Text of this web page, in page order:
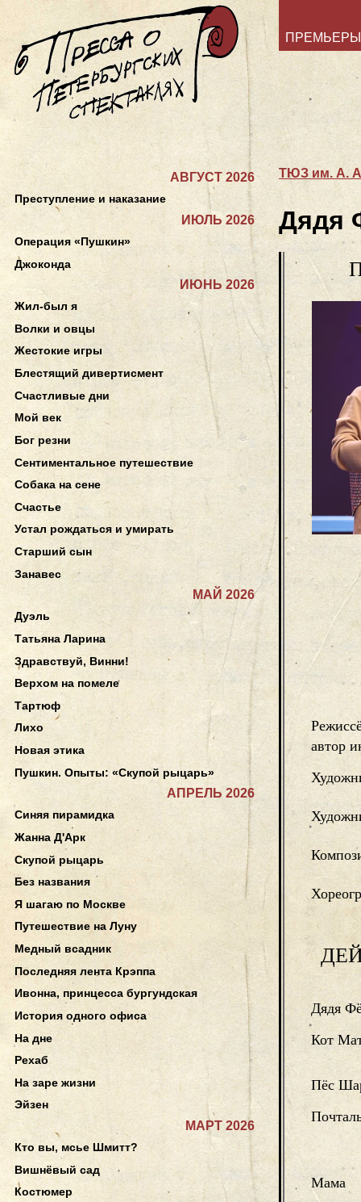
ПРЕМЬЕРЫ
ТЮЗ им. А.
Дядя
автор
Дядя
Кот
Пёс
Мама
АВГУСТ 2026
Преступление и наказание
ИЮЛЬ 2026
Операция «Пушкин»
Джоконда
ИЮНЬ 2026
Жил-был я
Волки и овцы
Жестокие игры
Блестящий дивертисмент
Счастливые дни
Мой век
Бог резни
Сентиментальное путешествие
Собака на сене
Счастье
Устал рождаться и умирать
Старший сын
Занавес
МАЙ 2026
Дуэль
Татьяна Ларина
Здравствуй, Винни!
Верхом на помеле
Тартюф
Лихо
Новая этика
Пушкин. Опыты: «Скупой рыцарь»
АПРЕЛЬ 2026
Синяя пирамидка
Жанна Д'Арк
Скупой рыцарь
Без названия
Я шагаю по Москве
Путешествие на Луну
Медный всадник
Последняя лента Крэппа
Ивонна, принцесса бургундская
История одного офиса
На дне
Рехаб
На заре жизни
Эйзен
МАРТ 2026
Кто вы, мсье Шмитт?
Вишнёвый сад
Костюмер